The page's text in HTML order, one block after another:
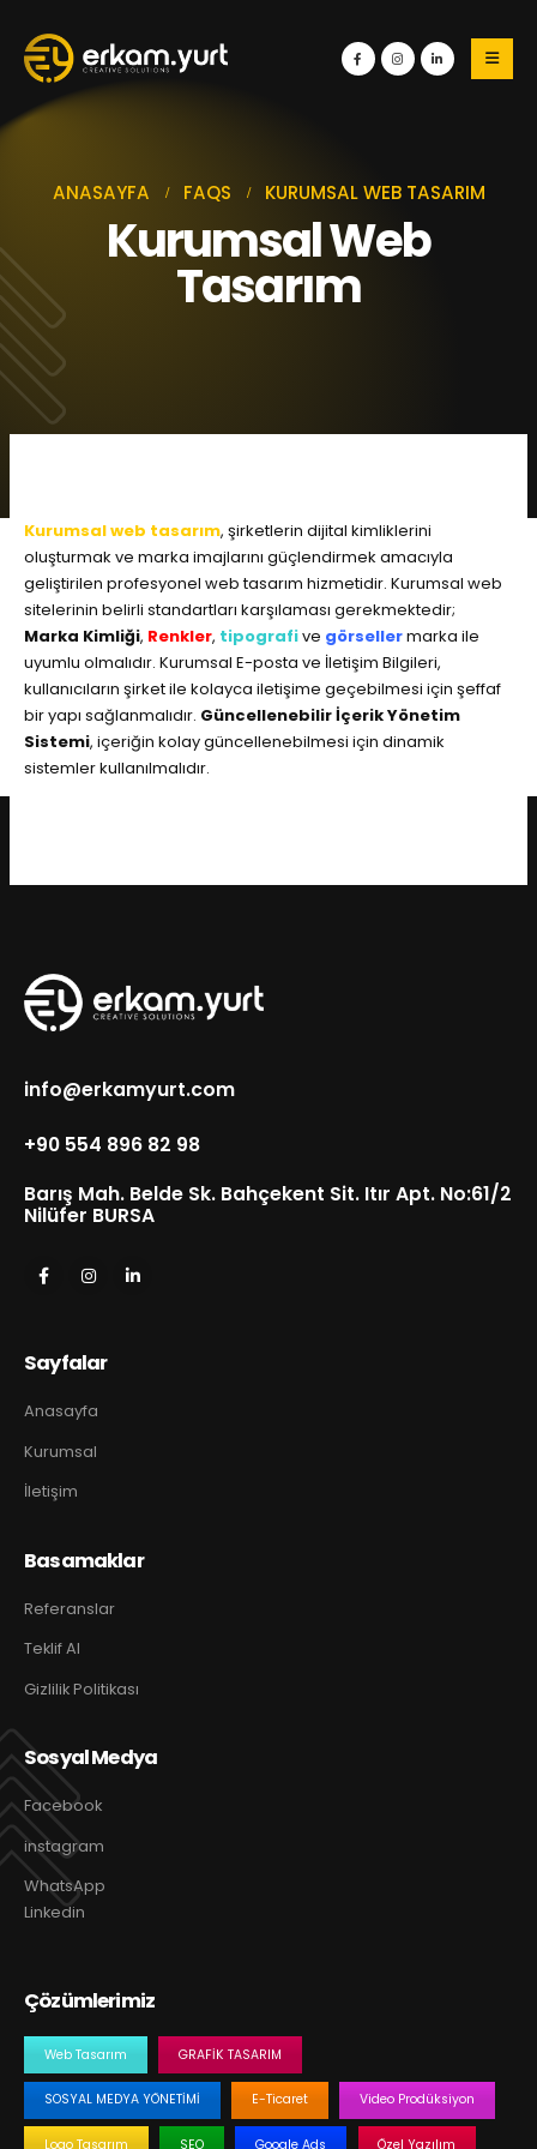
ANASAYFA FAQS KURUMSAL WEB TASARIM
Kurumsal Web
Tasarım
Kurumsal web tasarım, şirketlerin dijital kimliklerini
oluşturmak ve marka imajlarını güçlendirmek amacıyla
geliştirilen profesyonel web tasarım hizmetidir. Kurumsal web
sitelerinin belirli standartları karşılaması gerekmektedir;
Marka Kimliği, Renkler, tipografive görsellermarka ile
uyumlu olmalıdır. Kurumsal E-posta ve İletişim Bilgileri,
kullanıcıların şirket ile kolayca iletişime geçebilmesi için şeffaf
bir yapı sağlanmalıdır. Güncellenebilir İçerik Yönetim
Sistemi, içeriğin kolay güncellenebilmesi için dinamik
sistemler kullanılmalıdır.
info@erkamyurt.com
+90 554 896 82 98
Barış Mah. Belde Sk. Bahçekent Sit. Itır Apt. No:61/2
Nilüfer BURSA
Sayfalar
Anasayfa
Kurumsal
İletişim
Basamaklar
Referanslar
Teklif Al
Gizlilik Politikası
Sosyal Medya
Facebook
instagram
WhatsApp
Linkedin
Çözümlerimiz
Web Tasarım GRAFIK TASARIM
SOSYAL MEDYA YÖNETIMI E-Ticaret Video Prodüksiyon
Logo Tasarım SEO Google Ads Özel Yazılım